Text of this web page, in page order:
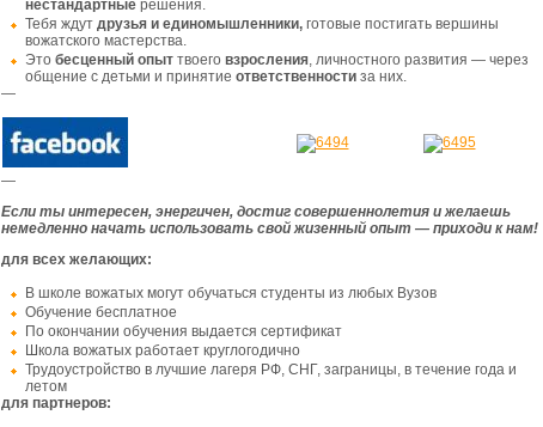
нестандартныерешения.
Тебя ждут друзья и единомышленники, готовые постигать вершины
вожатского мастерства.
Этобесценный опыттвоего взросления, личностного развития — через
общение с детьми и принятие ответственностиза них.
—
—
Если ты интересен, энергичен, достиг совершеннолетия и желаешь
немедленно начать использовать свой жизенный опыт — приходи к нам!
для всех желающих:
В школе вожатых могут обучаться студенты из любых Вузов
Обучение бесплатное
По окончании обучения выдается сертификат
Школа вожатых работает круглогодично
Трудоустройство в лучшие лагеря РФ, СНГ, заграницы, в течение года и
летом
для партнеров: